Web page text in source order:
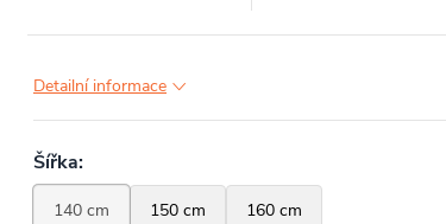
Detailní informace